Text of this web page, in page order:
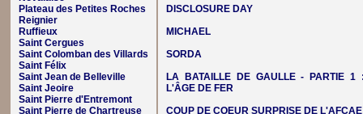
Plateau des Petites Roches
Reignier
Ruffieux
Saint Cergues
Saint Colomban des Villards
Saint Félix
Saint Jean de Belleville
Saint Jeoire
Saint Pierre d'Entremont
Saint Pierre de Chartreuse
DISCLOSURE DAY
MICHAEL
SORDA
LA BATAILLE DE GAULLE - PARTIE 1
L'ÂGE DE FER
COUP DE COEUR SURPRISE DE L'AFCAE